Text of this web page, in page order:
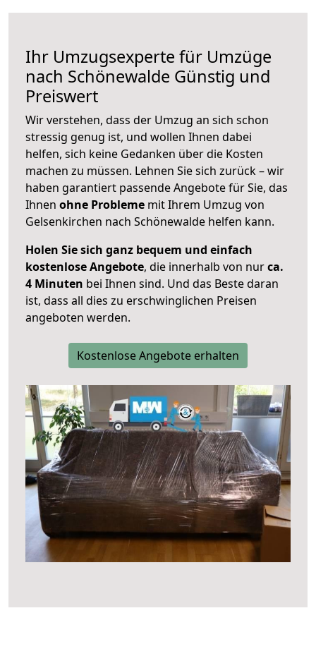
Ihr Umzugsexperte für Umzüge
nach Schönewalde Günstig und
Preiswert
Wir verstehen, dass der Umzug an sich schon
stressig genug ist, und wollen Ihnen dabei
helfen, sich keine Gedanken über die Kosten
machen zu müssen. Lehnen Sie sich zurück – wir
haben garantiert passende Angebote für Sie, das
Ihnen ohne Probleme mit Ihrem Umzug von
Gelsenkirchen nach Schönewalde helfen kann.
Holen Sie sich ganz bequem und einfach
kostenlose Angebote, die innerhalb von nurca.
4 Minuten bei Ihnen sind. Und das Beste daran
ist, dass all dies zu erschwinglichen Preisen
angeboten werden.
Kostenlose Angebote erhalten